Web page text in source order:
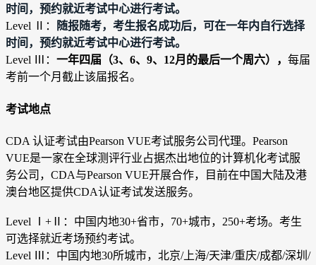
时间，预约就近考试中心进行考试。
Level Ⅱ：
随报随考，考生报名成功后，可在一年内自行选择
时间，预约就近考试中心进行考试。
Level Ⅲ： 一年四届（3、6、9、12月的最后一个周六）， 每届
考前一个月截止该届报名。
考试地点
CDA 认证考试由Pearson VUE考试服务公司代理。Pearson
VUE是一家在全球测评行业占据杰出地位的计算机化考试服
务公司，CDA与Pearson VUE开展合作，目前在中国大陆及港
澳台地区提供CDA认证考试发送服务。
Level Ⅰ+
：中国内地30+省市，70+城市，250+考场。考生
可选择就近考场预约考试。
Level Ⅲ：中国内地30所城市，北京/上海/天津/重庆/成都/深圳/